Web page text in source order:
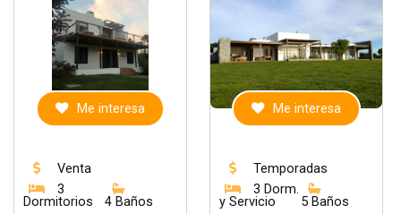
Me interesa
Venta
3
Dormitorios
4 Baños
Me interesa
Temporadas
3 Dorm.
y Servicio
5 Baños